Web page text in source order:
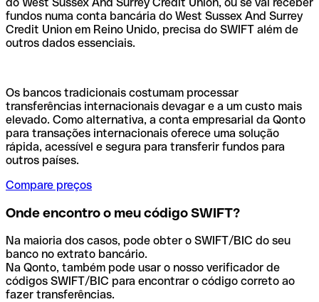
do West Sussex And Surrey Credit Union, ou se vai receber
fundos numa conta bancária do West Sussex And Surrey
Credit Union em Reino Unido, precisa do SWIFT além de
outros dados essenciais.
Os bancos tradicionais costumam processar
transferências internacionais devagar e a um custo mais
elevado. Como alternativa, a conta empresarial da Qonto
para transações internacionais oferece uma solução
rápida, acessível e segura para transferir fundos para
outros países.
Compare preços
Onde encontro o meu código SWIFT?
Na maioria dos casos, pode obter o SWIFT/BIC do seu
banco no extrato bancário.
Na Qonto, também pode usar o nosso verificador de
códigos SWIFT/BIC para encontrar o código correto ao
fazer transferências.